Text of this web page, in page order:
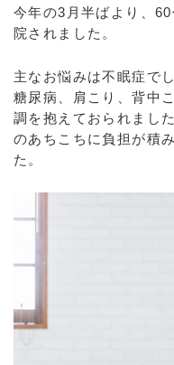
今年の3月半ばより、
院されました。
主なお悩みは不眠症で
糖尿病、肩こり、背中
調を抱えておられまし
のあちこちに負担が積
た。